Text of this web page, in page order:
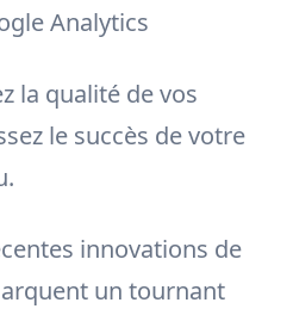
Analytics
la qualité de vos
le succès de votre
innovations de
un tournant